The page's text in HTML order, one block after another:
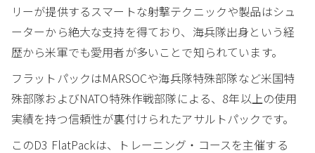
リーが提供するスマートな射撃テクニックや製品はシュ
ーターから絶大な支持を得ており、海兵隊出身という経
歴から米軍でも愛用者が多いことで知られています。
フラットパックはMARSOCや海兵隊特殊部隊など米国特
殊部隊およびNATO特殊作戦部隊による、8年以上の使用
実績を持つ信頼性が裏付けられたアサルトパックです。
このD3 FlatPackは、トレーニング・コースを主催する